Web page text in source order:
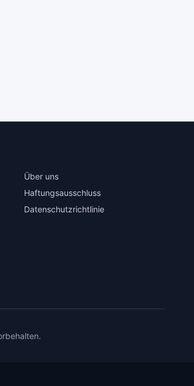
Über uns
Haftungsausschluss
Datenschutzrichtlinie